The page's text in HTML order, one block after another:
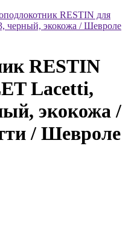
RESTIN для
черный, экокожа / Шевроле
RESTIN
Lacetti,
экокожа /
/ Шевроле